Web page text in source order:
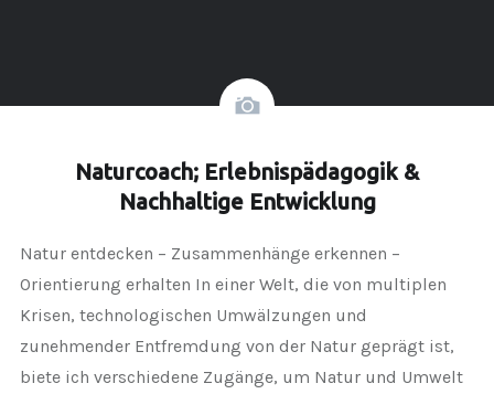
Naturcoach; Erlebnispädagogik &
Nachhaltige Entwicklung
Natur entdecken – Zusammenhänge erkennen –
Orientierung erhalten In einer Welt, die von multiplen
Krisen, technologischen Umwälzungen und
zunehmender Entfremdung von der Natur geprägt ist,
biete ich verschiedene Zugänge, um Natur und Umwelt